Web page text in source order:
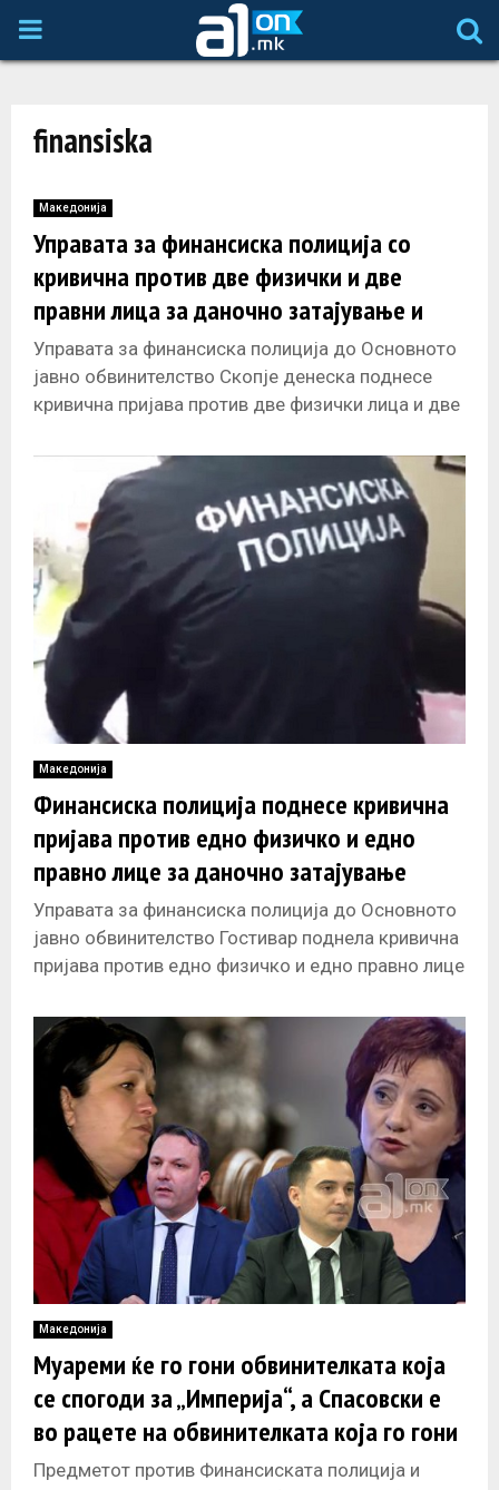
P
M
A
Y
M
N
U
finansiska
Македонија
Управата за финансиска полиција со
кривична против две физички и две
правни лица за даночно затајување и
фалсификување деловни книги
Управата за финансиска полиција до Основното
јавно обвинителство Скопје денеска поднесе
кривична пријава против две физички лица и две
Македонија
Финансиска полиција поднесе кривична
пријава против едно физичко и едно
правно лице за даночно затајување
Управата за финансиска полиција до Основното
јавно обвинителство Гостивар поднела кривична
пријава против едно физичко и едно правно лице
Македонија
Муареми ќе го гони обвинителката која
се спогоди за „Империја“, а Спасовски е
во рацете на обвинителката која го гони
Зеќири
Предметот против Финансиската полиција и